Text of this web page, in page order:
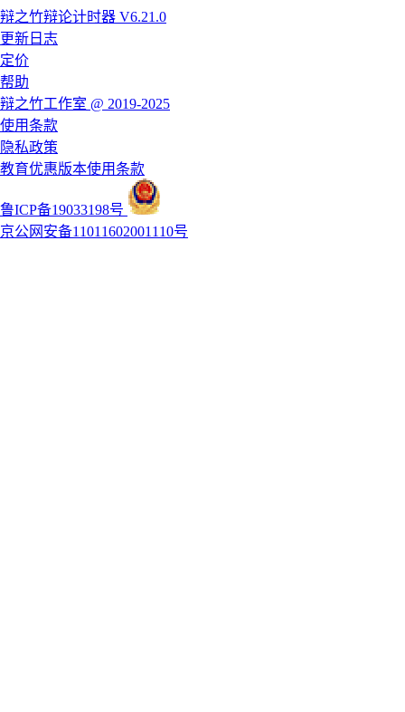
辩之竹辩论计时器 V6.21.0
更新日志
定价
帮助
辩之竹工作室 @ 2019-2025
使用条款
隐私政策
教育优惠版本使用条款
鲁ICP备19033198号
京公网安备11011602001110号